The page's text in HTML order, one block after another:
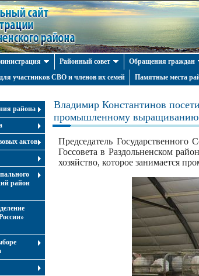
Районный совет Обращения граждан
участников СВО и членов их семей
Памятные места
района
актов
район
Владимир Константинов
промышленному выращиванию
Председатель
Госсовета в Раздольненском
хозяйство, которое занимается